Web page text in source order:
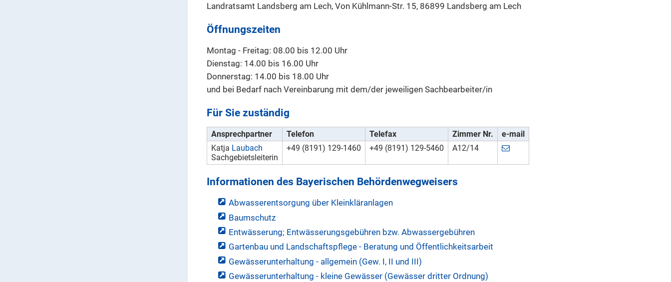
Landratsamt Landsberg am Lech, Von Kühlmann-Str. 15, 86899 Landsberg am Lech
Öffnungszeiten
Montag - Freitag: 08.00 bis 12.00 Uhr
Dienstag: 14.00 bis 16.00 Uhr
Donnerstag: 14.00 bis 18.00 Uhr
und bei Bedarf nach Vereinbarung mit dem/der jeweiligen Sachbearbeiter/in
Für Sie zuständig
Ansprechpartner Telefon Telefax Zimmer Nr.
e-mail
Katja Laubach
Sachgebietsleiterin
+49 (8191) 129-1460 +49 (8191) 129-5460 A12/14
Informationen des Bayerischen Behördenwegweisers
Abwasserentsorgung über Kleinkläranlagen
Baumschutz
Entwässerung; Entwässerungsgebühren bzw. Abwassergebühren
Gartenbau und Landschaftspflege - Beratung und Öffentlichkeitsarbeit
Gewässerunterhaltung - allgemein (Gew. I, II und III)
Gewässerunterhaltung - kleine Gewässer (Gewässer dritter Ordnung)